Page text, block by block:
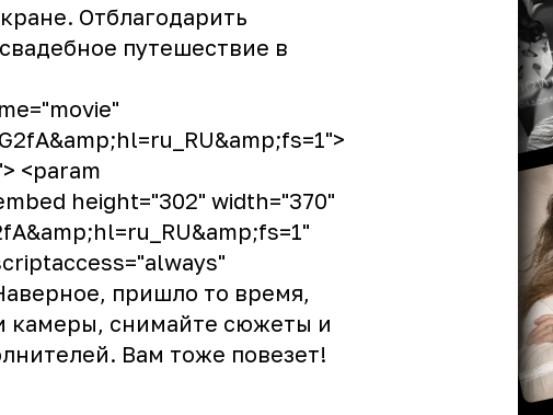
Отблагодарить
путешествие в
<param
height="302" width="370"
пришло то время,
камеры, снимайте сюжеты и
Вам тоже повезет!